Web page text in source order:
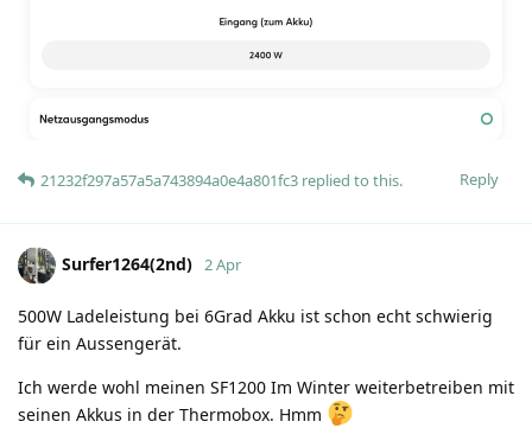
Reply
21232f297a57a5a743894a0e4a801fc3 replied to this.
Surfer1264(2nd) 2 Apr
500W Ladeleistung bei 6Grad Akku ist schon echt schwierig
für ein Aussengerät.
Ich werde wohl meinen SF1200 Im Winter weiterbetreiben mit
seinen Akkus in der Thermobox. Hmm